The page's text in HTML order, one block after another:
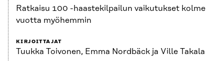
Ratkaisu 100 -haastekilpailun vaikutukset kolme
vuotta myöhemmin
KIRJOITTAJAT
Tuukka Toivonen, Emma Nordbäck ja Ville Takala